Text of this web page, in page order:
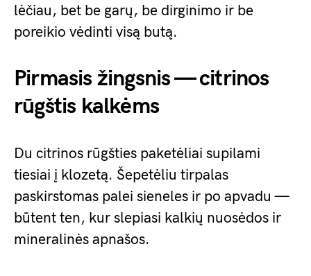
lėčiau, bet be garų, be dirginimo ir be
poreikio vėdinti visą butą.
Pirmasis žingsnis — citrinos
rūgštis kalkėms
Du citrinos rūgšties paketėliai supilami
tiesiai į klozetą. Šepetėliu tirpalas
paskirstomas palei sieneles ir po apvadu —
būtent ten, kur slepiasi kalkių nuosėdos ir
mineralinės apnašos.